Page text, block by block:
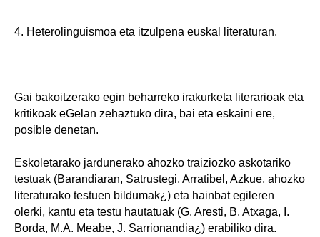
4. Heterolinguismoa eta itzulpena euskal literaturan.
Gai bakoitzerako egin beharreko irakurketa literarioak eta
kritikoak eGelan zehaztuko dira, bai eta eskaini ere,
posible denetan.
Eskoletarako jardunerako ahozko traiziozko askotariko
testuak (Barandiaran, Satrustegi, Arratibel, Azkue, ahozko
literaturako testuen bildumak¿) eta hainbat egileren
olerki, kantu eta testu hautatuak (G. Aresti, B. Atxaga, I.
Borda, M.A. Meabe, J. Sarrionandia¿) erabiliko dira.